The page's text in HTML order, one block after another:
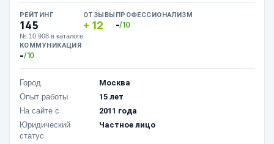
РЕЙТИНГ
145
№ 10 908 в каталоге
ОТЗЫВЫ
12
ПРОФЕССИОНАЛИЗМ
-/10
КОММУНИКАЦИЯ
-/10
Город
Москва
Опыт работы
15 лет
На сайте с
2011 года
Юридический
статус
Частное лицо